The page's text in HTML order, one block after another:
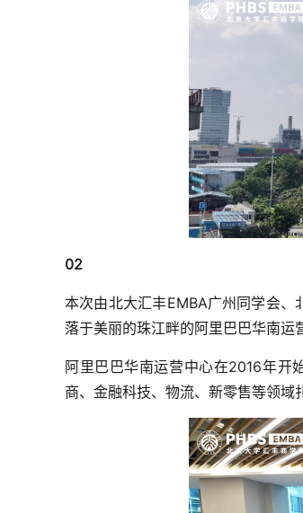
02
本次由北大汇丰EMBA广州同学会
落于美丽的珠江畔的阿里巴巴华南运
阿里巴巴华南运营中心在2016年开
商、金融科技、物流、新零售等领域